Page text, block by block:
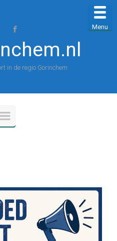
in de regio Gorinchem
Menu